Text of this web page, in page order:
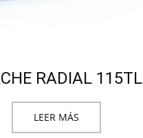
RADIAL 115TL
LEER MÁS